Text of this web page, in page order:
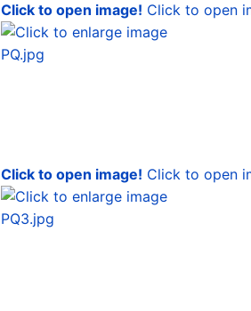
Click to open image! Click to open
Click to open image! Click to open